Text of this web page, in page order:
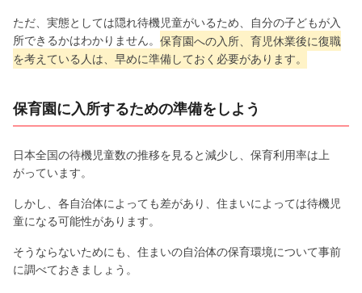
ただ、実態としては隠れ待機児童がいるため、自分の子どもが入
所できるかはわかりません。 保育園への入所、育児休業後に復職
を考えている人は、早めに準備しておく必要があります。
保育園に入所するための準備をしよう
日本全国の待機児童数の推移を見ると減少し、保育利用率は上
がっています。
しかし、各自治体によっても差があり、住まいによっては待機児
童になる可能性があります。
そうならないためにも、住まいの自治体の保育環境について事前
に調べておきましょう。